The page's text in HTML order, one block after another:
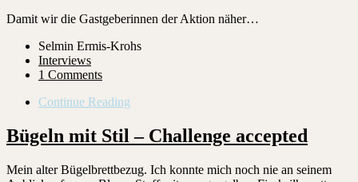
Damit wir die Gastgeberinnen der Aktion näher…
Selmin Ermis-Krohs
Interviews
1 Comments
Continue Reading
Bügeln mit Stil – Challenge accepted
Mein alter Bügelbrettbezug. Ich konnte mich noch nie an seinem